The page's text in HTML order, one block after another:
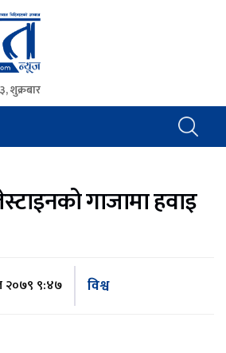
आवाज
शुक्रबार
गाजामा हवाइ
२०७९ ९:४७ विश्व